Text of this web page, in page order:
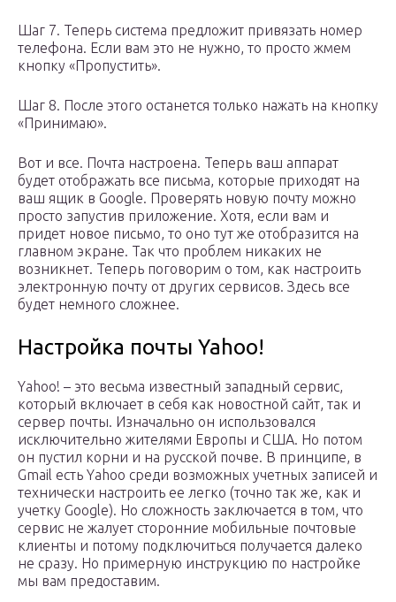
Шаг 7. Теперь система предложит привязать номер
телефона. Если вам это не нужно, то просто жмем
кнопку «Пропустить».
Шаг 8. После этого останется только нажать на кнопку
«Принимаю».
Вот и все. Почта настроена. Теперь ваш аппарат
будет отображать все письма, которые приходят на
ваш ящик в Google. Проверять новую почту можно
просто запустив приложение. Хотя, если вам и
придет новое письмо, то оно тут же отобразится на
главном экране. Так что проблем никаких не
возникнет. Теперь поговорим о том, как настроить
электронную почту от других сервисов. Здесь все
будет немного сложнее.
Настройка почты Yahoo!
Yahoo! – это весьма известный западный сервис,
который включает в себя как новостной сайт, так и
сервер почты. Изначально он использовался
исключительно жителями Европы и США. Но потом
он пустил корни и на русской почве. В принципе, в
Gmail есть Yahoo среди возможных учетных записей и
технически настроить ее легко (точно так же, как и
учетку Google). Но сложность заключается в том, что
сервис не жалует сторонние мобильные почтовые
клиенты и потому подключиться получается далеко
не сразу. Но примерную инструкцию по настройке
мы вам предоставим.